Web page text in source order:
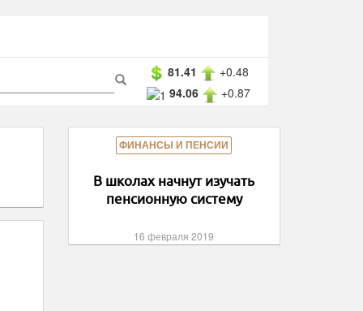
81.41
+0.48
94.06
+0.87
Поиск
ФИНАНСЫ И ПЕНСИИ
В школах начнут изучать
пенсионную систему
16 февраля 2019